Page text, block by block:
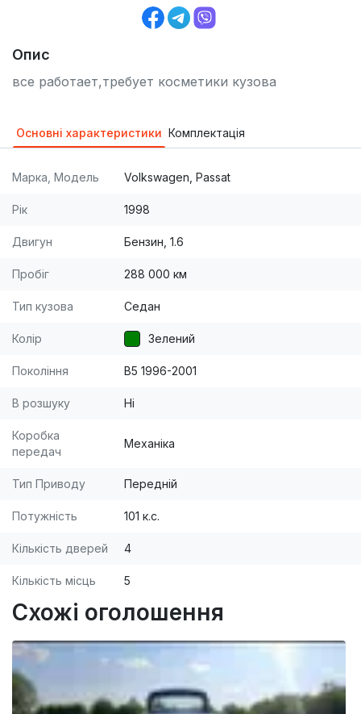
Опис
все работает,требует косметики кузова
Основні характеристики Комплектація
Марка, Модель Volkswagen, Passat
Рік 1998
Двигун Бензин, 1.6
Пробіг 288 000 км
Тип кузова Седан
Колір Зелений
Покоління B5 1996-2001
В розшуку Ні
Коробка
передач
Механіка
Тип Приводу Передній
Потужність 101 к.с.
Кількість дверей 4
Кількість місць 5
Схожі оголошення